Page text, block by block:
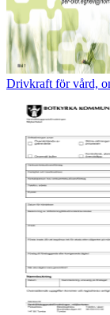
Drivkraft för vård,